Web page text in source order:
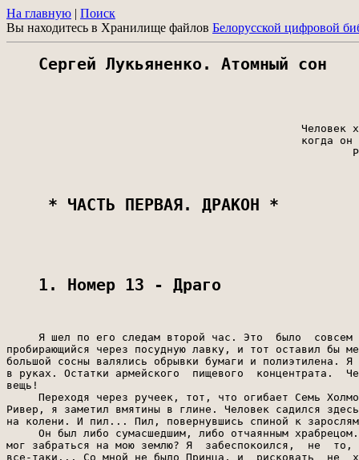
На главную | Поиск
Вы находитесь в Хранилище файлов Белорусской цифровой
Сергей Лукьяненко. Атомный сон
Человек
когда он
* ЧАСТЬ ПЕРВАЯ. ДРАКОН *
1. Номер 13 - Драго